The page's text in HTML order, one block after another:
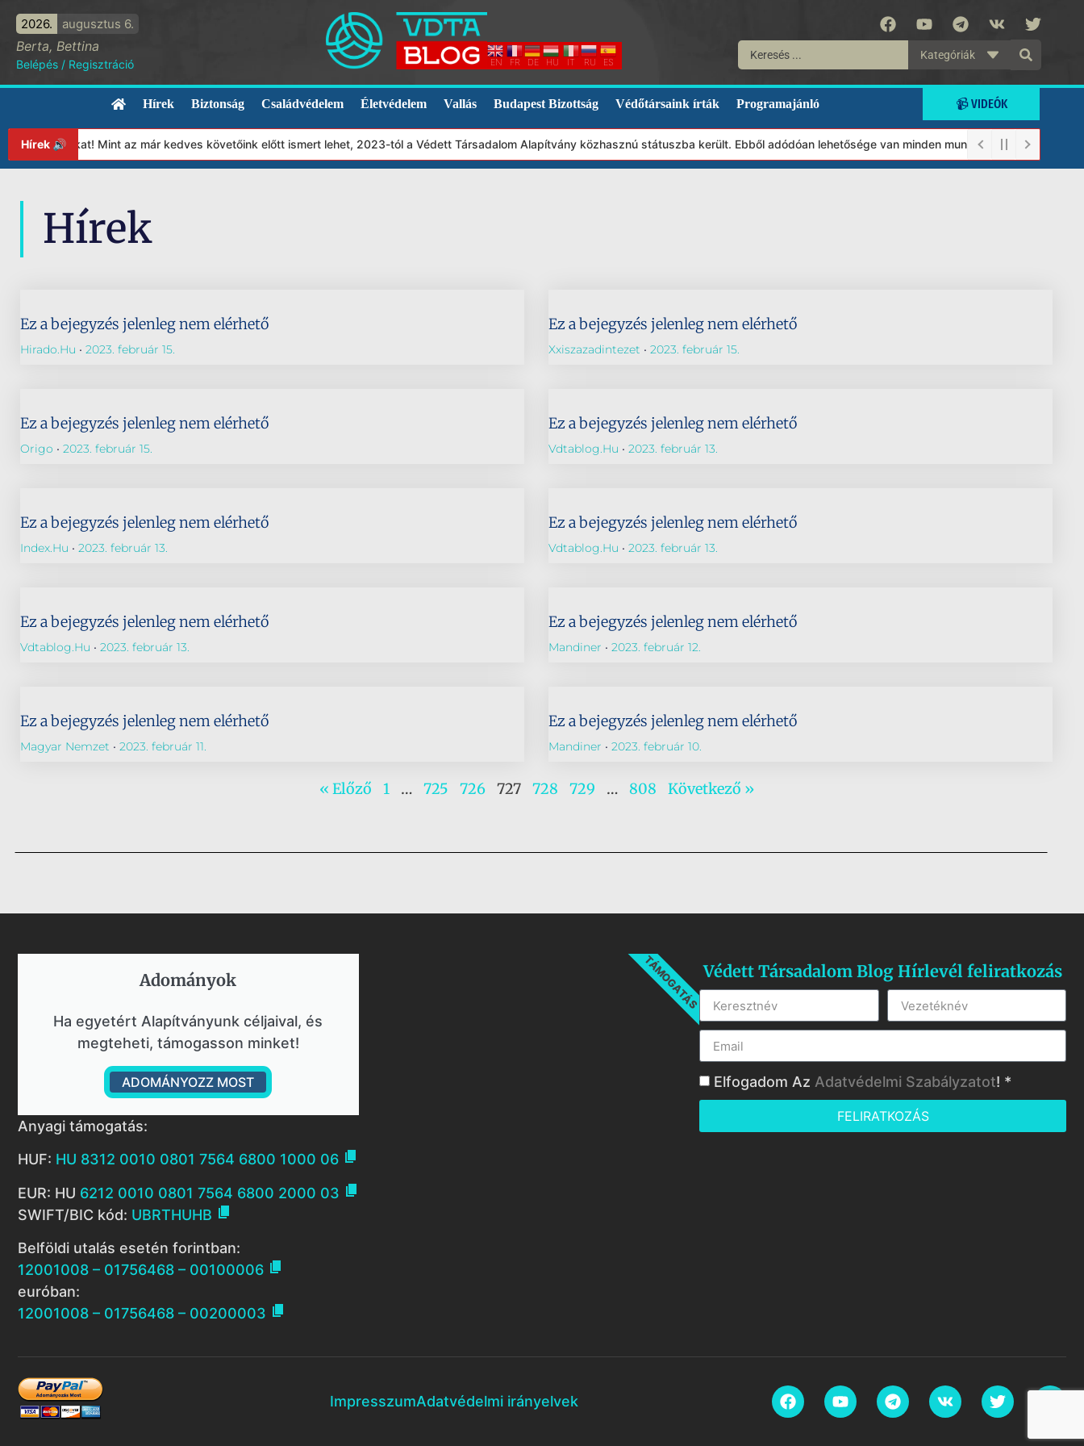
2026. augusztus 6.
Berta, Bettina
Belépés / Regisztráció EN FR DE HU IT RU ES
Kategóriák
Hírek Biztonság Családvédelem Életvédelem Vallás Budapest Bizottság Védőtársaink írták Programajánló 📹 VIDEÓK
Hírek 🔊 Mint az már kedves követőink előtt ismert lehet, 2023-tól a Védett Társadalom Alapítvány közhasznú státuszba került. Ebből adódóan lehetősége van minden munkánkat segíteni
Hírek
Ez a bejegyzés jelenleg nem elérhető
Hirado.hu 2023. február 15.
Ez a bejegyzés jelenleg nem elérhető
Xxiszazadintezet 2023. február 15.
Ez a bejegyzés jelenleg nem elérhető
Origo 2023. február 15.
Ez a bejegyzés jelenleg nem elérhető
Vdtablog.hu 2023. február 13.
Ez a bejegyzés jelenleg nem elérhető
Index.hu 2023. február 13.
Ez a bejegyzés jelenleg nem elérhető
Vdtablog.hu 2023. február 13.
Ez a bejegyzés jelenleg nem elérhető
Vdtablog.hu 2023. február 13.
Ez a bejegyzés jelenleg nem elérhető
Mandiner 2023. február 12.
Ez a bejegyzés jelenleg nem elérhető
Magyar Nemzet 2023. február 11.
Ez a bejegyzés jelenleg nem elérhető
Mandiner 2023. február 10.
« Előző 1 … 725 726 727 728 729 … 808 Következő »
Adományok​
Ha egyetért Alapítványunk céljaival, és
megteheti, támogasson minket!
ADOMÁNYOZZ MOST
TÁMOGATÁS
Anyagi támogatás:
HUF: HU 8312 0010 0801 7564 6800 1000 06 
EUR: HU 6212 0010 0801 7564 6800 2000 03 
SWIFT/BIC kód: UBRTHUHB 
Belföldi utalás esetén forintban:
12001008 – 01756468 – 00100006 
euróban:
12001008 – 01756468 – 00200003 
Védett Társadalom Blog Hírlevél feliratkozás
Elfogadom Az Adatvédelmi Szabályzatot! *
FELIRATKOZÁS
ImpresszumAdatvédelmi irányelvek